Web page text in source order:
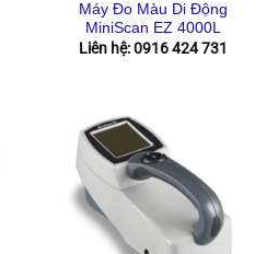
Máy Đo Màu Di Động
MiniScan EZ 4000L
Liên hệ: 0916 424 731